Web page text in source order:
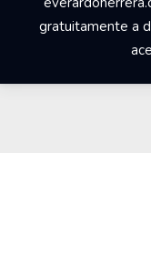
gratuitamente a